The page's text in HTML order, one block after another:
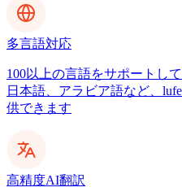
多言語対応
100以上の言語をサポートし
日本語、アラビア語など、
供できます
高精度AI翻訳